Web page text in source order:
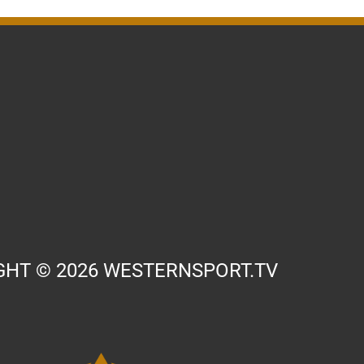
© 2026 WESTERNSPORT.TV